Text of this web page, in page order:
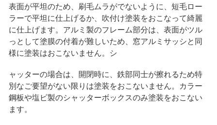
表面が平坦のため、刷毛ムラがでないように、短毛ロー
ラーで平坦に仕上げるか、吹付け塗装をおこなって綺麗
に仕上げます。アルミ製のフレーム部分は、表面がツル
っとして塗膜の付着が難しいため、窓アルミサッシと同
様に塗装はおこないません。シ
ャッターの場合は、開閉時に、鉄部同士が擦れるため特
別なご要望がない限りは塗装をおこないません。カラー
鋼板や塩ビ製のシャッターボックスのみ塗装をおこない
ます。